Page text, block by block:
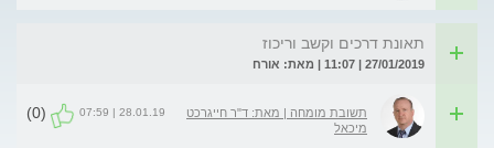
תאונת דרכים וקשב וריכוז
27/01/2019 | 11:07 | מאת: אורח
תשובת מומחה | מאת: ד"ר חייגרכט
מיכאל
28.01.19 | 07:59
(0)